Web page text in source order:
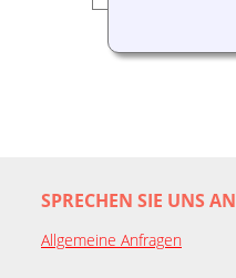
SPRECHEN SIE UNS AN
Allgemeine Anfragen